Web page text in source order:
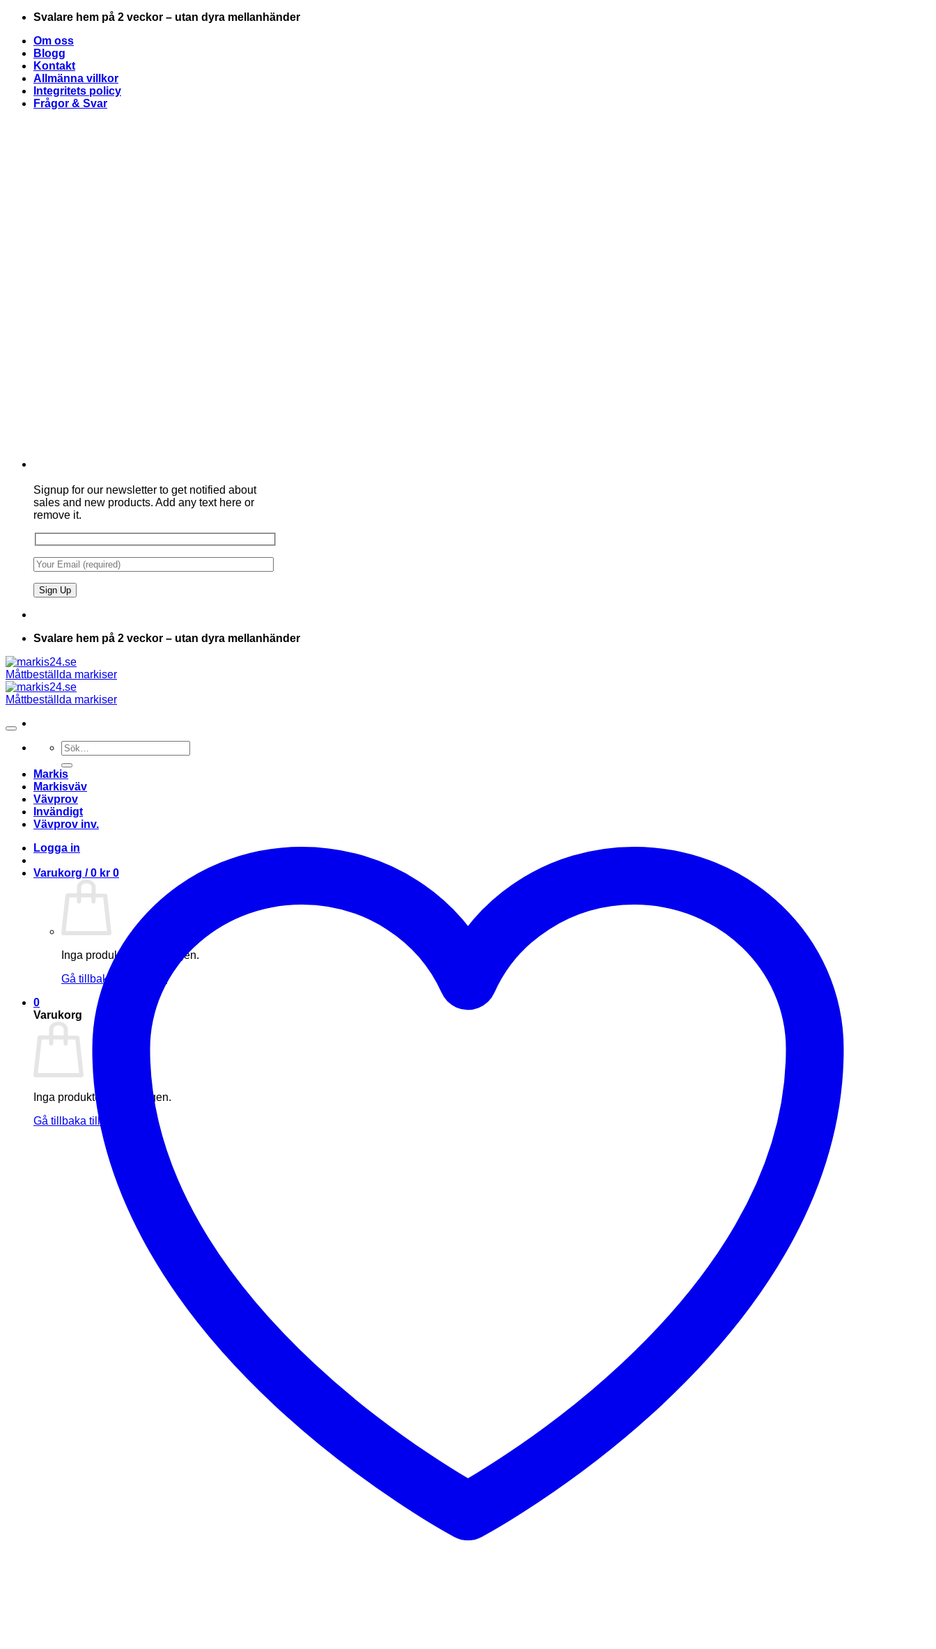
Skip
content
Svalare hem på 2 veckor – utan dyra mellanhänder
Om oss
Blogg
Kontakt
Allmänna villkor
Integritets policy
Frågor & Svar
Signup for our newsletter to get notified about
sales and new products. Add any text here or
remove it.
Svalare hem på 2 veckor – utan dyra mellanhänder
Sök
efter:
Markis
Markisväv
Vävprov
Invändigt
Vävprov inv.
Logga in
Varukorg /0 kr 0
Inga produkter i varukorgen.
Gå tillbaka till butiken
0
Varukorg
Inga produkter i varukorgen.
Gå tillbaka till butiken